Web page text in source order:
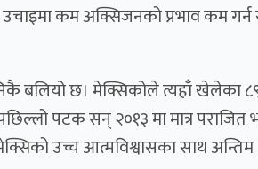
कम अक्सिजनको प्रभाव कम गर्न
बलियो छ। मेक्सिकोले त्यहाँ
पटक सन् २०१३ मा मात्र
उच्च आत्मविश्वासका साथ अन्तिम